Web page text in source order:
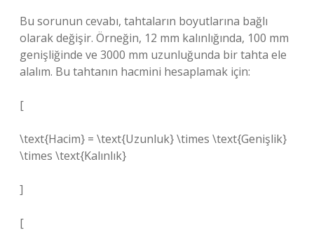
Bu sorunun cevabı, tahtaların boyutlarına bağlı
olarak değişir. Örneğin, 12 mm kalınlığında, 100 mm
genişliğinde ve 3000 mm uzunluğunda bir tahta ele
alalım. Bu tahtanın hacmini hesaplamak için:
[
\text{Hacim} = \text{Uzunluk} \times \text{Genişlik}
\times \text{Kalınlık}
]
[